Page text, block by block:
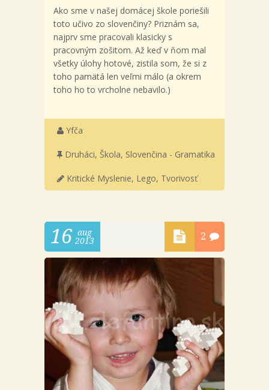
Ako sme v našej domácej škole poriešili
toto učivo zo slovenčiny? Priznám sa,
najprv sme pracovali klasicky s
pracovným zošitom. Až keď v ňom mal
všetky úlohy hotové, zistila som, že si z
toho pamätá len veľmi málo (a okrem
toho ho to vrcholne nebavilo.)
Yfča
Druháci, Škola, Slovenčina - Gramatika
Kritické Myslenie, Lego, Tvorivosť
16 aug
2013
2